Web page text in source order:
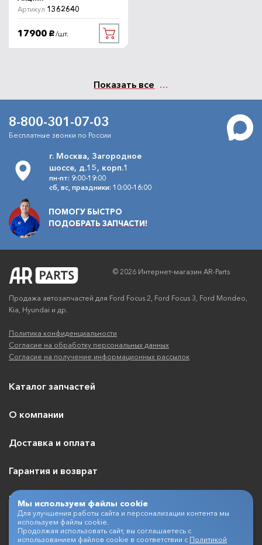
Артикул 1362640
17900 руб. /шт.
Показать все
8-800-301-07-03
Бесплатные звонки по России
г. Москва, Загородное
шоссе, д.15, корп.1
пн-пт: 9:00-19:00
сб, вс, праздники: 10:00-16:00
ПОМОГУ БЫСТРО
ПОДОБРАТЬ ЗАПЧАСТИ!
© 2026 Интернет-магазин AR-Parts
Продажа автозапчастей для Ford Focus 2, Ford Focus 3, Ford Mondeo,
Kia, Hyundai и др.
Политика конфиденциальности
Согласие на обработку персональных данных
Согласие на получение информационных рассылок
Каталог запчастей
О компании
Доставка и оплата
Гарантия и возврат
Контакты
Мы используем файлы cookie
Для улучшения работы сайта и персонализации контента мы
используем файлы cookie.
Продолжая использовать сайт, вы соглашаетесь с
использованием файлов cookie в соответствии с Политикой